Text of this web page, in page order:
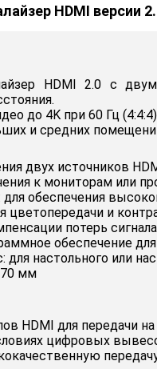
HDMI версии
HDMI 2.0 с
до 4K при 60 Гц
и средних
двух источников
к мониторам или
обеспечения
цветопередачи и
потерь
обеспечение
настольного или
70 мм
HDMI для передачи
цифровых